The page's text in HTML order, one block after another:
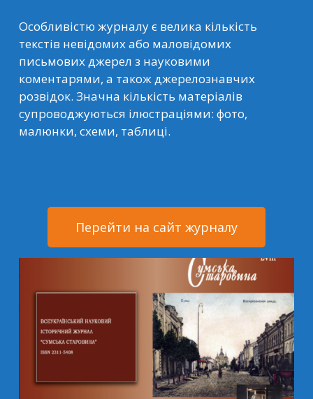
Особливістю журналу є велика кількість
текстів невідомих або маловідомих
письмових джерел з науковими
коментарями, а також джерелознавчих
розвідок. Значна кількість матеріалів
супроводжуються ілюстраціями: фото,
малюнки, схеми, таблиці.
Перейти на сайт журналу